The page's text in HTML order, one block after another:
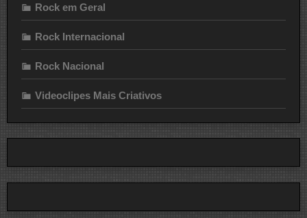
Rock em Geral
Rock Internacional
Rock Nacional
Videoclipes Mais Criativos